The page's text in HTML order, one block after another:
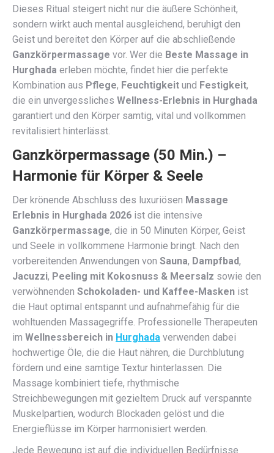
Dieses Ritual steigert nicht nur die äußere Schönheit,
sondern wirkt auch mental ausgleichend, beruhigt den
Geist und bereitet den Körper auf die abschließende
Ganzkörpermassage vor. Wer die Beste Massage in
Hurghada erleben möchte, findet hier die perfekte
Kombination aus Pflege, Feuchtigkeit und Festigkeit,
die ein unvergessliches Wellness-Erlebnis in Hurghada
garantiert und den Körper samtig, vital und vollkommen
revitalisiert hinterlässt.
Ganzkörpermassage (50 Min.) –
Harmonie für Körper & Seele
Der krönende Abschluss des luxuriösen Massage
Erlebnis in Hurghada 2026 ist die intensive
Ganzkörpermassage, die in 50 Minuten Körper, Geist
und Seele in vollkommene Harmonie bringt. Nach den
vorbereitenden Anwendungen von Sauna, Dampfbad,
Jacuzzi, Peeling mit Kokosnuss & Meersalz sowie den
verwöhnenden Schokoladen- und Kaffee-Masken ist
die Haut optimal entspannt und aufnahmefähig für die
wohltuenden Massagegriffe. Professionelle Therapeuten
im Wellnessbereich in Hurghada verwenden dabei
hochwertige Öle, die die Haut nähren, die Durchblutung
fördern und eine samtige Textur hinterlassen. Die
Massage kombiniert tiefe, rhythmische
Streichbewegungen mit gezieltem Druck auf verspannte
Muskelpartien, wodurch Blockaden gelöst und die
Energieflüsse im Körper harmonisiert werden.
Jede Bewegung ist auf die individuellen Bedürfnisse